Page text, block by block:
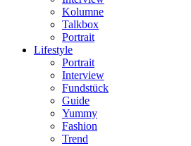
Kolumne
Talkbox
Portrait
Lifestyle
Portrait
Interview
Fundstück
Guide
Yummy
Fashion
Trend